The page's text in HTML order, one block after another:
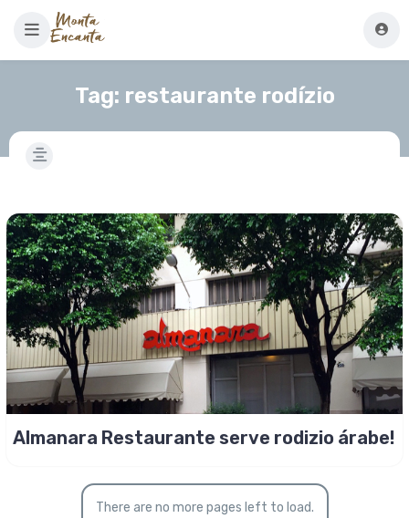
Tag: restaurante rodízio
Almanara Restaurante serve rodizio árabe!
There are no more pages left to load.